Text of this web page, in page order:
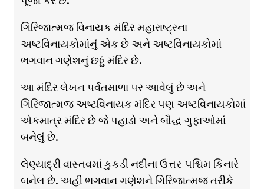
ગિરિજાત્મજ વિનાયક મંદિર મહારાષ્ટ્રના
અષ્ટવિનાયકોમાંનું એક છે અને અષ્ટવિનાયકોમાં
ભગવાન ગણેશનું છઠ્ઠું મંદિર છે.
આ મંદિર લેખન પર્વતમાળા પર આવેલું છે અને
ગિરિજાત્મજ અષ્ટવિનાયક મંદિર પણ અષ્ટવિનાયકોમાં
એકમાત્ર મંદિર છે જે પહાડો અને બૌદ્ધ ગુફાઓમાં
બનેલું છે.
લેણ્યાદ્રી વાસ્તવમાં કુકડી નદીના ઉત્તર-પશ્ચિમ કિનારે
બનેલ છે. અહીં ભગવાન ગણેશને ગિરિજાત્મજ તરીકે